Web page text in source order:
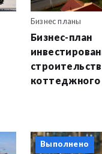
Бизнес планы
Бизнес-план
коттеджного
Выполнено